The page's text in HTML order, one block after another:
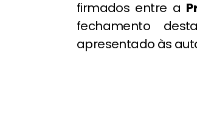
firmados entre a
fechamento
apresentado às